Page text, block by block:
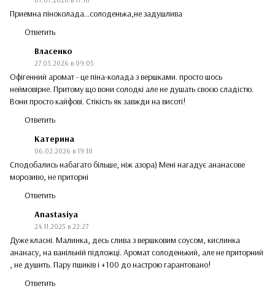
Приемна піноколада…солоденька,не задушлива
Ответить
Власенко
27.03.2026 в 09:05
Офігенний аромат - це піна-колада з вершками. просто шось
неймовірне. Притому що вони солодкі але не душать своєю сладістю.
Вони просто кайфові. Стікість як завжди на висоті!
Ответить
Катерина
06.02.2026 в 19:18
Сподобались набагато більше, ніж азора) Мені нагадує ананасове
морозиво, не приторні
Ответить
Anastasiya
24.11.2025 в 22:27
Дуже класні. Малинка, десь слива з вершковим соусом, кислинка
ананасу, на ванільній підложці. Аромат солоденький, але не приторний
, не душить. Пару пшиків і +100 до настрою гарантовано!
Ответить